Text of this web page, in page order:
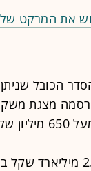
את המרקט של
הכובל
מצגת
לשם השוואה, שירות האונליין של שופרסל